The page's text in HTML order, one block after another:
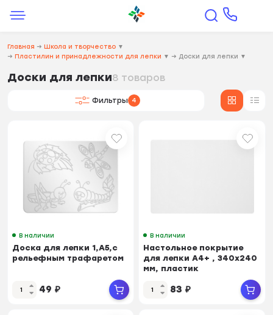
Главная → Школа и творчество ▼
→ Пластилин и принадлежности для лепки ▼ → Доски для лепки ▼
Доски для лепки8 товаров
Фильтры 4
В наличии
Доска для лепки 1,А5,с
рельефным трафаретом
49 ₽
В наличии
Настольное покрытие
для лепки А4+ , 340x240
мм, пластик
83 ₽